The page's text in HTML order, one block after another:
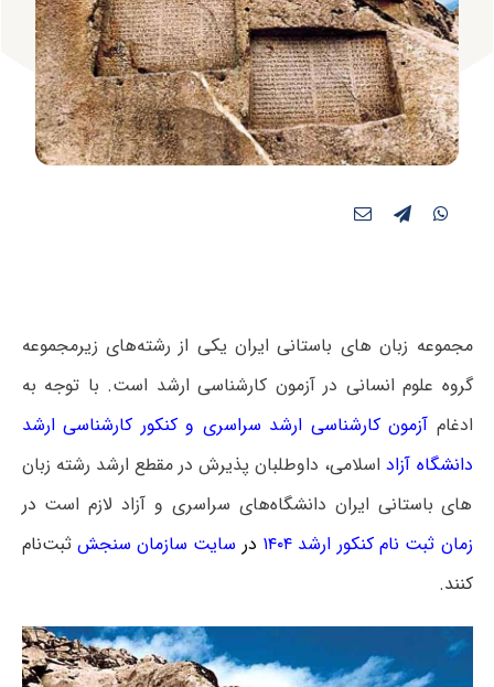
مجموعه زبان های باستانی ایران یکی از رشته‌های زیرمجموعه
گروه علوم انسانی در آزمون کارشناسی ارشد است. با توجه به
ادغام آزمون کارشناسی ارشد سراسری وکنکور کارشناسی ارشد
دانشگاه آزاد اسلامی، داوطلبان پذیرش در مقطع ارشد رشته زبان
های باستانی ایران دانشگاه‌های سراسری و آزاد لازم است در
زمان ثبت نام کنکور ارشد ۱۴۰۴
در سایت سازمان سنجش ثبت‌نام
کنند.